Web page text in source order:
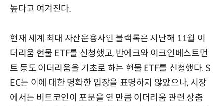
높다고 여겨진다.
현재 세계 최대 자산운용사인 블랙록은 지난해 11월 이
더리움 현물 ETF를 신청했고, 반에크와 이크인베스트먼
트 등도 이더리움을 기초로 하는 현물 ETF를 신청했다. S
EC는 이에 대한 명확한 입장을 표명하지 않았으나, 시장
에서는 비트코인이 포문을 연 만큼 이더리움 관련 상춤